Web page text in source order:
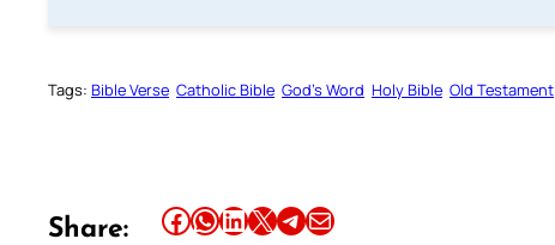
Tags: Bible Verse Catholic Bible God’s Word Holy Bible Old Testament
Share: Share this article on Facebook Share this article on WhatsApp Share this article on LinkedIn Share this article on X Share this article on TelegramEmail this Article